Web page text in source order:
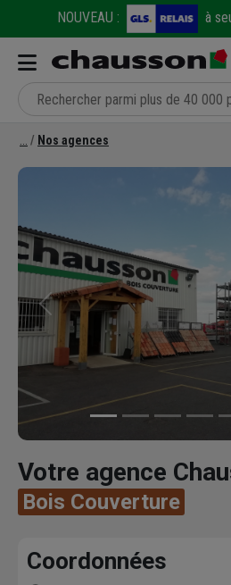
NOUVEAU : à
Nos agences
Précédent
Votre agence
Bois Couverture
Coordonnées